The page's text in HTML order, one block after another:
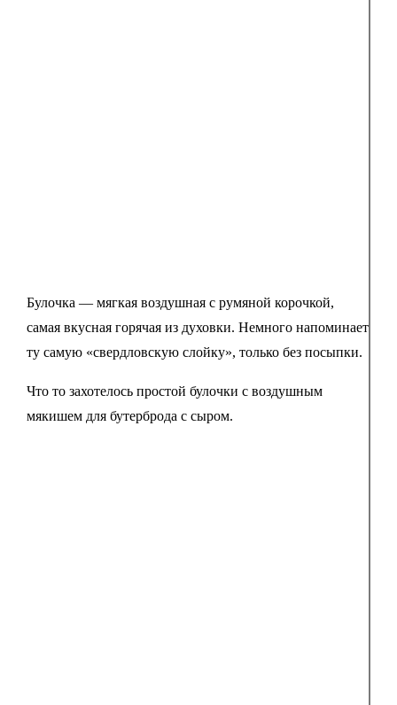
Булочка — мягкая воздушная с румяной корочкой,
самая вкусная горячая из духовки. Немного напоминает
ту самую «свердловскую слойку», только без посыпки.
Что то захотелось простой булочки с воздушным
мякишем для бутерброда с сыром.